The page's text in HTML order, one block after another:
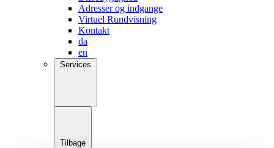
Adresser og indgange
Virtuel Rundvisning
Kontakt
da
en
Services
Tilbage